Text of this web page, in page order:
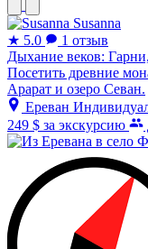
Susanna
★ 5.0
1 отзыв
Дыхание веков:
Посетить древние
Арарат и озеро Севан.
Ереван
249 $ за экскурсию